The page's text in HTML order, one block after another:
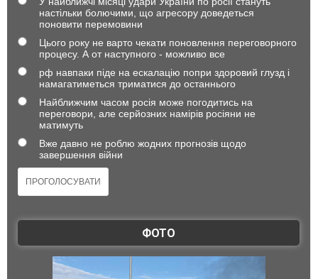
настільки болючими, що агресору доведеться
поновити перемовини
Цього року не варто чекати поновлення переговорного
процесу. А от наступного - можливо все
рф навпаки піде на ескалацію попри здоровий глузд і
намагатиметься триматися до останнього
Найближчим часом росія може погодитись на
переговори, але серйозних намірів росіяни не
матимуть
Вже давно не роблю жодних прогнозів щодо
завершення війни
ФОТО